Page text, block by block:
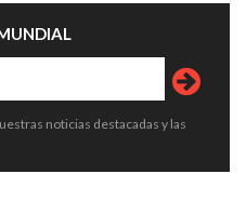
noticias destacadas y las